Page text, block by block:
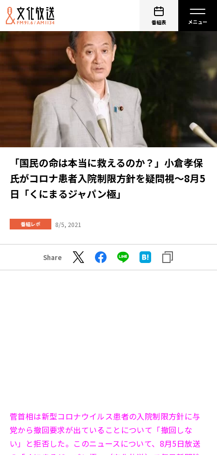
番組表
「国民の命は本当に救えるのか？」小倉孝保
氏がコロナ患者入院制限方針を疑問視〜8月5
日「くにまるジャパン極」
番組レポ 8/5, 2021
Share
菅首相は新型コロナウイルス患者の入院制限方針に与
党から撤回要求が出ていることについて「撤回しな
い」と拒否した。このニュースについて、8月5日放送